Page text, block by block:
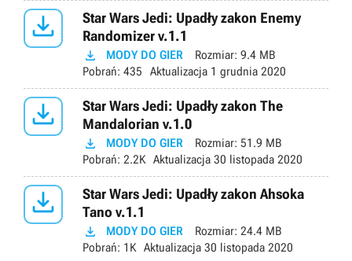

Star Wars Jedi: Upadły zakon Enemy
Randomizer v.1.1
 MODY DO GIER Rozmiar: 9.4 MB
Pobrań: 435 Aktualizacja 1 grudnia 2020

Star Wars Jedi: Upadły zakon The
Mandalorian v.1.0
 MODY DO GIER Rozmiar: 51.9 MB
Pobrań: 2.2K Aktualizacja 30 listopada 2020

Star Wars Jedi: Upadły zakon Ahsoka
Tano v.1.1
 MODY DO GIER Rozmiar: 24.4 MB
Pobrań: 1K Aktualizacja 30 listopada 2020